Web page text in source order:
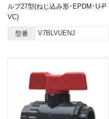
ルブ27型(ねじ込み形･EPDM･U-P
VC)
型番 V7BLVUENJ